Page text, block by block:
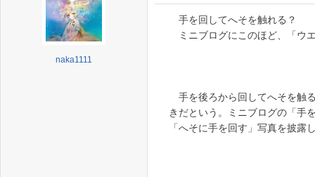
naka1111
手を回してへそを触れる？
ミニブログにこのほど、「ウ
手を後ろから回してへそを触
きだという。ミニブログの「手
「へそに手を回す」写真を披露